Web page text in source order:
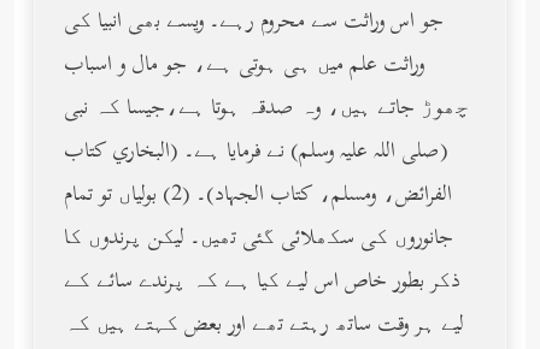
جو اس وراثت سے محروم رہے۔ ویسے بھی انبیا کی
وراثت علم میں ہی ہوتی ہے، جو مال و اسباب
چھوڑ جاتے ہیں، وہ صدقہ ہوتا ہے،جیسا کہ نبی
(صلى الله عليه وسلم) نے فرمایا ہے۔ (البخاري كتاب
الفرائض، ومسلم، كتاب الجهاد)۔ (2) بولیاں تو تمام
جانوروں کی سکھلائی گئی تھیں۔ لیکن پرندوں کا
ذکر بطور خاص اس لیے کیا ہے کہ پرندے سائے کے
لیے ہر وقت ساتھ رہتے تھے اور بعض کہتے ہیں کہ